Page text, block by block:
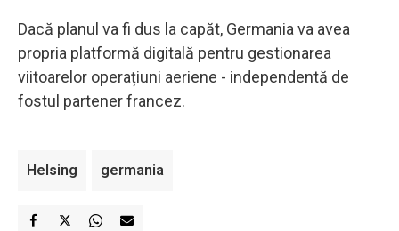
Dacă planul va fi dus la capăt, Germania va avea
propria platformă digitală pentru gestionarea
viitoarelor operațiuni aeriene - independentă de
fostul partener francez.
Helsing germania